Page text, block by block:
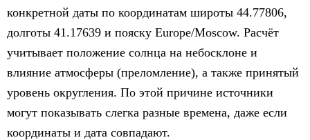
конкретной даты по координатам широты 44.77806,
долготы 41.17639 и пояску Europe/Moscow. Расчёт
учитывает положение солнца на небосклоне и
влияние атмосферы (преломление), а также принятый
уровень округления. По этой причине источники
могут показывать слегка разные времена, даже если
координаты и дата совпадают.